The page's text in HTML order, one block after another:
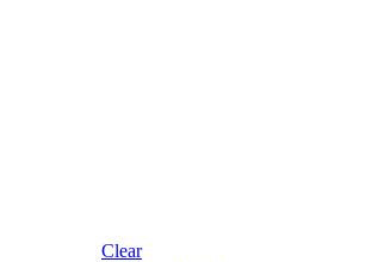
Clear